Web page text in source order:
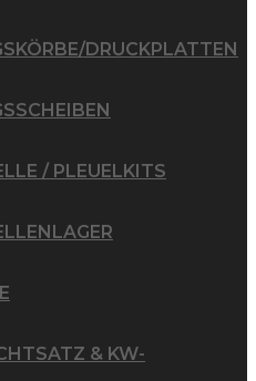
DRUCKPLATTEN
/ PLEUELKITS
& KW-